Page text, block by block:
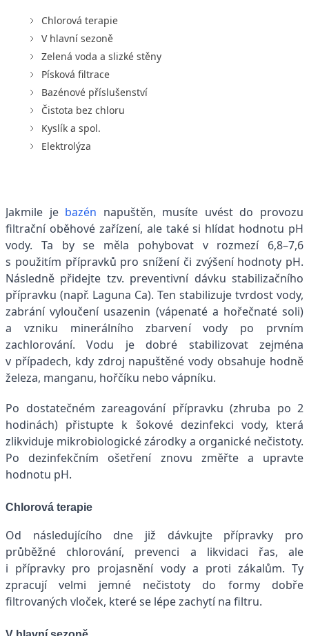
Chlorová terapie
V hlavní sezoně
Zelená voda a slizké stěny
Písková filtrace
Bazénové příslušenství
Čistota bez chloru
Kyslík a spol.
Elektrolýza
Jakmile je bazén napuštěn, musíte uvést do provozu
filtrační oběhové zařízení, ale také si hlídat hodnotu pH
vody. Ta by se měla pohybovat v rozmezí 6,8–7,6
s použitím přípravků pro snížení či zvýšení hodnoty pH.
Následně přidejte tzv. preventivní dávku stabilizačního
přípravku (např. Laguna Ca). Ten stabilizuje tvrdost vody,
zabrání vyloučení usazenin (vápenaté a hořečnaté soli)
a vzniku minerálního zbarvení vody po prvním
zachlorování. Vodu je dobré stabilizovat zejména
v případech, kdy zdroj napuštěné vody obsahuje hodně
železa, manganu, hořčíku nebo vápníku.
Po dostatečném zareagování přípravku (zhruba po 2
hodinách) přistupte k šokové dezinfekci vody, která
zlikviduje mikrobiologické zárodky a organické nečistoty.
Po dezinfekčním ošetření znovu změřte a upravte
hodnotu pH.
Chlorová terapie
Od následujícího dne již dávkujte přípravky pro
průběžné chlorování, prevenci a likvidaci řas, ale
i přípravky pro projasnění vody a proti zákalům. Ty
zpracují velmi jemné nečistoty do formy dobře
filtrovaných vloček, které se lépe zachytí na filtru.